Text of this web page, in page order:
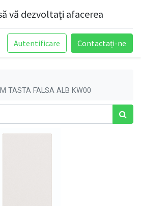
vă dezvoltați afacerea
Autentificare Contactați-ne
TASTA FALSA ALB KW00